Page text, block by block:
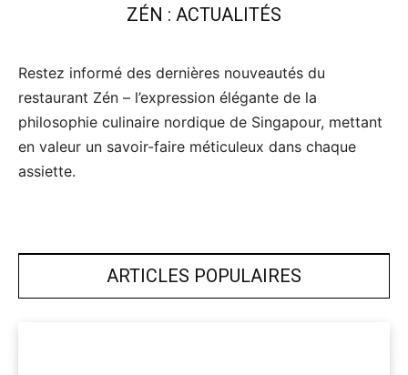
ZÉN : ACTUALITÉS
Restez informé des dernières nouveautés du
restaurant Zén – l’expression élégante de la
philosophie culinaire nordique de Singapour, mettant
en valeur un savoir-faire méticuleux dans chaque
assiette.
ARTICLES POPULAIRES